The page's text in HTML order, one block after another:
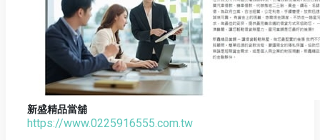
新盛精品當舖
https://www.0225916555.com.tw